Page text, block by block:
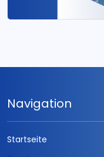
Navigation
Startseite